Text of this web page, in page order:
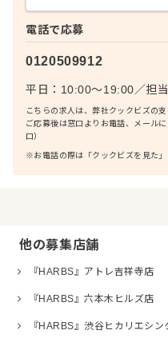
電話で応募
0120509912
平日：10:00〜19:00／担
こちらの求人は、弊社クックビズの
ご応募後は窓口よりお電話、メール
口）
※お電話の際は「クックビズを見た」
他の募集店舗
『HARBS』アトレ吉祥寺店
『HARBS』六本木ヒルズ店
『HARBS』渋谷ヒカリエシン